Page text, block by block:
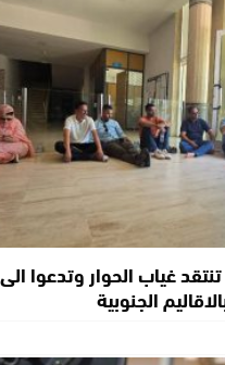
غياب الحوار وتدعوا
الجنوبية